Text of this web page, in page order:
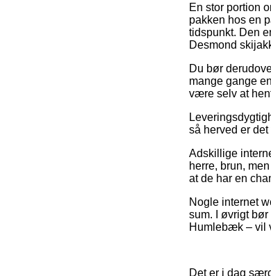
En stor portion
pakken hos en
tidspunkt. Den
Desmond
Du bør
mange gange
være selv at
så herved er
Adskillige
herre, brun,
at de har en
Nogle internet
sum. I øvrigt
Humlebæk – vil
Det er i dag